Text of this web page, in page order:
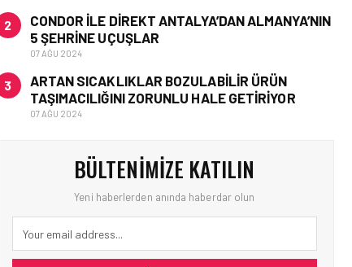
2
CONDOR ILE DIREKT ANTALYA’DAN ALMANYA’NIN
5 ŞEHRINE UÇUŞLAR
07 AĞU 2024
3
ARTAN SICAKLIKLAR BOZULABILIR ÜRÜN
TAŞIMACILIĞINI ZORUNLU HALE GETIRIYOR
07 AĞU 2024
BÜLTENIMIZE KATILIN
Yeni haberlerden anında haberdar olun